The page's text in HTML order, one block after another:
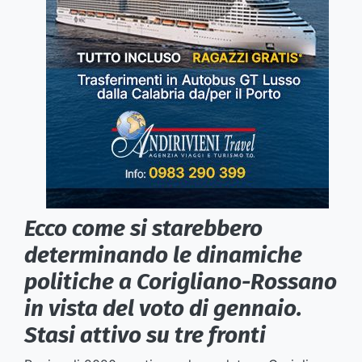
Ecco come si starebbero
determinando le dinamiche
politiche a Corigliano-Rossano
in vista del voto di gennaio.
Stasi attivo su tre fronti